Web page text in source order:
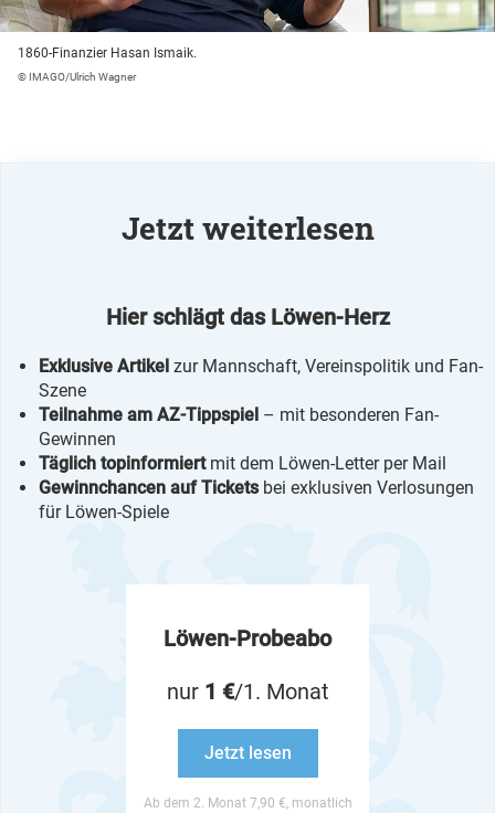
1860-Finanzier Hasan Ismaik.
© IMAGO/Ulrich Wagner
Jetzt weiterlesen
Hier schlägt das Löwen-Herz
Exklusive Artikel zur Mannschaft, Vereinspolitik und Fan-
Szene
Teilnahme am AZ-Tippspiel – mit besonderen Fan-
Gewinnen
Täglich topinformiertmit dem Löwen-Letter per Mail
Gewinnchancen auf Ticketsbei exklusiven Verlosungen
für Löwen-Spiele
Löwen-Probeabo
nur 1 €/1. Monat
Jetzt lesen
Ab dem 2. Monat 7,90 €, monatlich